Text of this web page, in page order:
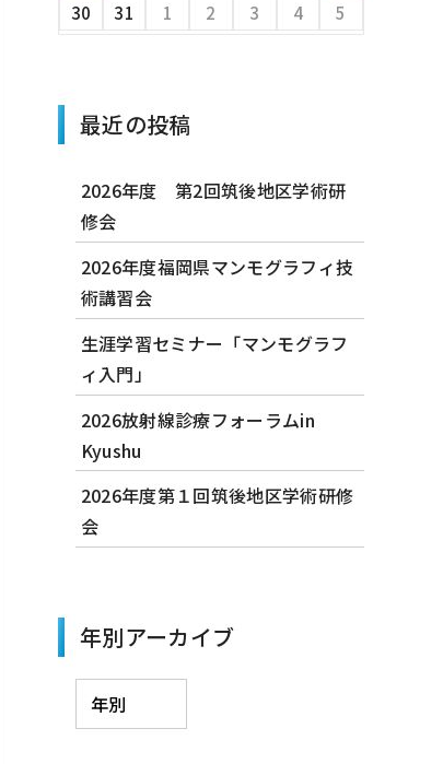
30
31 1 2 3 4 5
最近の投稿
2026年度 第2回筑後地区学術研
修会
2026年度福岡県マンモグラフィ技
術講習会
生涯学習セミナー「マンモグラフ
ィ入門」
2026放射線診療フォーラムin
Kyushu
2026年度第１回筑後地区学術研修
会
年別アーカイブ